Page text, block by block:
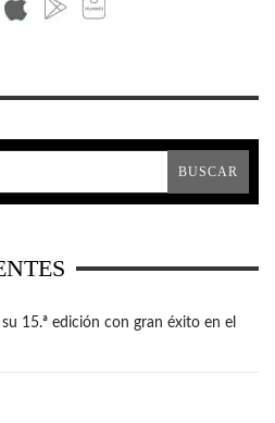
15.ª edición con gran éxito en el